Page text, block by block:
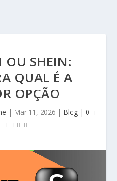
OU SHEIN:
QUAL É A
OPÇÃO
| Mar 11, 2026 | Blog | 0